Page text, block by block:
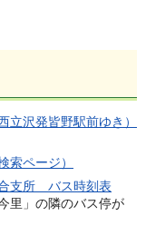
沢発皆野駅前ゆき）
ページ）
支所 バス時刻表
里」の隣のバス停が